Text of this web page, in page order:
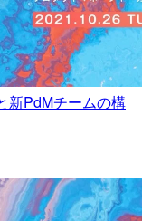
新PdMチームの構